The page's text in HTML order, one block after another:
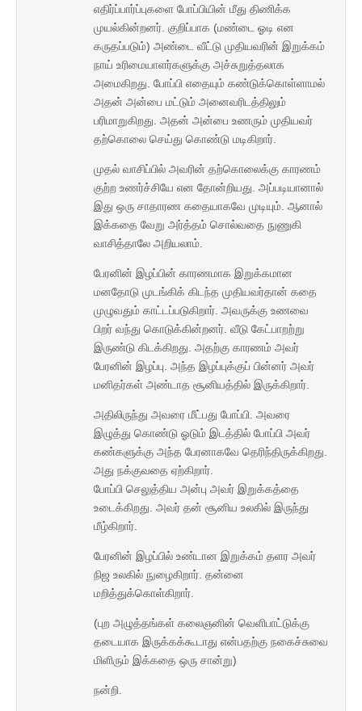
எதிர்ப்பார்ப்புகளை போப்பியின் மீது திணிக்க
முயல்கின்றனர். குறிப்பாக (மண்டை ஓடி என
கருதப்படும்) அண்டை வீட்டு முதியவரின் இறுக்கம்
நாய் உரிமையாளர்களுக்கு அச்சுறுத்தலாக
அமைகிறது. போப்பி எதையும் கண்டுக்கொள்ளாமல்
அதன் அன்பை மட்டும் அனைவரிடத்திலும்
பரிமாறுகிறது. அதன் அன்பை உணரும் முதியவர்
தற்கொலை செய்து கொண்டு மடிகிறார்.
முதல் வாசிப்பில் அவரின் தற்கொலைக்கு காரணம்
குற்ற உணர்ச்சியே என தோன்றியது. அப்படியானால்
இது ஒரு சாதாரண கதையாகவே முடியும். ஆனால்
இக்கதை வேறு அர்த்தம் சொல்வதை நுணுகி
வாசித்தாலே அறியலாம்.
பேரனின் இழப்பின் காரணமாக இறுக்கமான
மனதோடு முடங்கிக் கிடந்த முதியவர்தான் கதை
முழுவதும் காட்டப்படுகிறார். அவருக்கு உணவை
பிறர் வந்து கொடுக்கின்றனர். வீடு கேட்பாறற்று
இருண்டு கிடக்கிறது. அதற்கு காரணம் அவர்
பேரனின் இழப்பு. அந்த இழப்புக்குப் பின்னர் அவர்
மனிதர்கள் அண்டாத சூனியத்தில் இருக்கிறார்.
அதிலிருந்து அவரை மீட்பது போப்பி. அவரை
இழுத்து கொண்டு ஓடும் இடத்தில் போப்பி அவர்
கண்களுக்கு அந்த பேரனாகவே தெரிந்திருக்கிறது.
அது நக்குவதை ஏற்கிறார்.
போப்பி செலுத்திய அன்பு அவர் இறுக்கத்தை
உடைக்கிறது. அவர் தன் சூனிய உலகில் இருந்து
மீழ்கிறார்.
பேரனின் இழப்பில் உண்டான இறுக்கம் தளர அவர்
நிஜ உலகில் நுழைகிறார். தன்னை
மறித்துக்கொள்கிறார்.
(புற அழுத்தங்கள் கலைஞனின் வெளிபாட்டுக்கு
தடையாக இருக்கக்கூடாது என்பதற்கு நகைச்சுவை
மிளிரும் இக்கதை ஒரு சான்று)
நன்றி.